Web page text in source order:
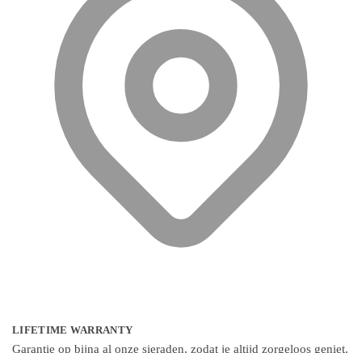
LIFETIME WARRANTY
Garantie op bijna al onze sieraden, zodat je altijd zorgeloos geniet.